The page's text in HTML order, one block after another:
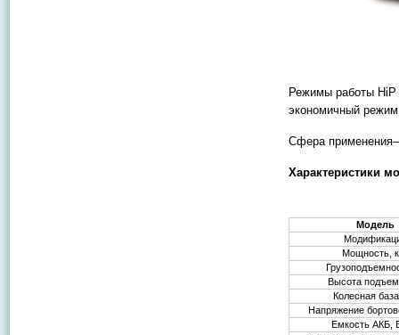
Режимы работы HiP
экономичный
Сфера
Характеристики
Модель
Мощность,
Высота
Колесная
Напряжение
Емкость АКБ,